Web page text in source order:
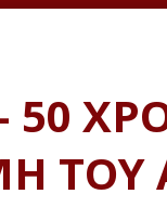
50
ΤΟΥ